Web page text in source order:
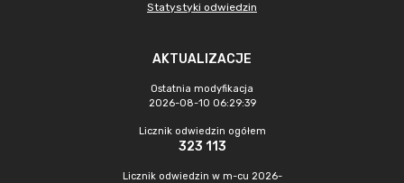
Statystyki odwiedzin
AKTUALIZACJE
Ostatnia modyfikacja
2026-08-10 06:29:39
Licznik odwiedzin ogółem
323 113
Licznik odwiedzin w m-cu 2026-